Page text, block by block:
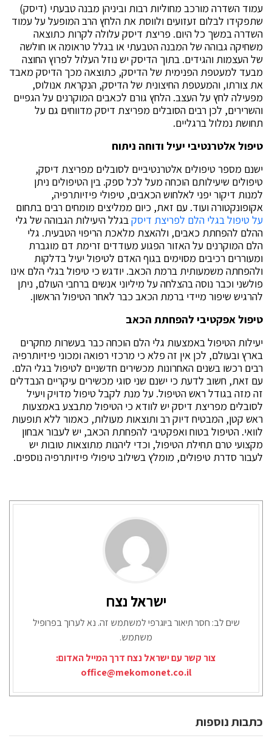
עמוד השדרה מורכב מחוליות רבות וביניהן מבנה טבעתי (דיסק)
שתפקידו לבלום זעזועים ולווסת את הלחץ הרב המופעל על עמוד
השדרה במשך כל היום. פריצת דיסק עלולה לקרות כתוצאה
משחיקה גבוהה של המבנה הטבעתי או בגלל טראומה או חולשה
של העצמות והגידים. בתוך הדיסק יש נוזל העלול לפרוץ החוצה
מבעד למעטפת הפנימית של הדיסק, כתוצאה מכך הדיסק מאבד
את צורתו, והמעטפת החיצונית של הדיסק, הנקראת אנולוס,
מפעילה לחץ על העצב. הלחץ גורם לכאבים המוקרנים על הגפיים
והשרירים, לכן רבים הסובלים מפריצת דיסק מדווחים גם על
תחושת נמלול ברגליים.
טיפול אלטרנטיבי יעיל ודוחה ניתוח
ישנם מספר טיפולים אלטרנטיביים לסובלים מפריצת דיסק,
טיפולים שיעילותם הוכחה מעל לכל ספק. בין הטיפולים ניתן
למנות דיקור יפני לאלחוש הכאבים, טיפולי פיזיותרפיה,
אקופונקטורה ועוד. עם זאת, כיום ממליצים מומחים רבים בתחום
על טיפול בגלי הלם לפריצת דיסקבגלל היעילות הגבוהה של גלי
ההלם להפחתת כאבים, ולהאצת מלאכת הריפוי הטבעית. גלי
הלם המוקרנים על האזור הפגוע מעודדים זרימת דם מוגברת
ומעוררים רכיבים מסוימים בגוף האדם לטיפול יעיל בדלקות
ולהפחתה משמעותית ברמת הכאב. יודגש כי טיפול בגלי הלם אינו
פולשני וכבר נוסה בהצלחה על מיליוני אנשים ברחבי העולם, ניתן
להרגיש שיפור מיידי ברמת הכאב כבר לאחר הטיפול הראשון.
טיפול אפקטיבי להפחתת הכאב
יעילות הטיפול באמצעות גלי הלם הוכחה כבר בעשרות מחקרים
בארץ ובעולם, לכן אין זה פלא כי מרכזי רפואה ומכוני פיזיותרפיה
רבים רכשו בשנים האחרונות מכשירים חדשניים לטיפול בגלי הלם.
עם זאת, חשוב לדעת כי ישנם שני סוגי מכשירים עיקריים הנבדלים
זה מזה בגודל ראש הטיפול. על מנת לקבל טיפול מדויק ויעיל
לסובלים מפריצת דיסק יש לוודא כי הטיפול מתבצע באמצעות
ראש קטן, המבטיח דיוק רב ותוצאות מעולות, כאמור ללא תופעות
לוואי. הטיפול בטוח ואפקטיבי להפחתת הכאב, יש לעבור אבחון
מקצועי טרם תחילת הטיפול, וכדי ליהנות מתוצאות טובות יש
לעבור סדרת טיפולים, מומלץ בשילוב טיפולי פיזיותרפיה נוספים.
ישראל נצח
שים לב: חסר תיאור ביוגרפי למשתמש זה. נא לערוך בפרופיל
משתמש.
צור קשר עם ישראל נצח דרך המייל האדום:
office@mekomonet.co.il
כתבות נוספות